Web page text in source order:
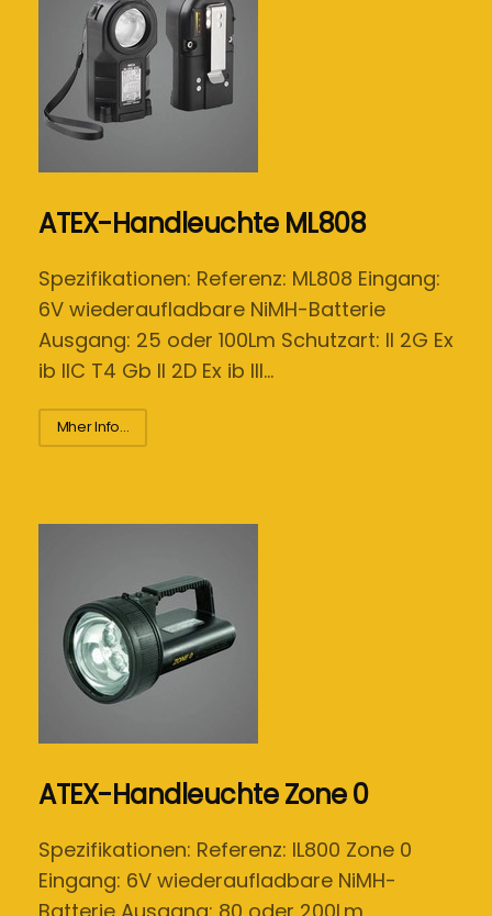
ATEX-Handleuchte ML808
Spezifikationen: Referenz: ML808 Eingang:
6V wiederaufladbare NiMH-Batterie
Ausgang: 25 oder 100Lm Schutzart: II 2G Ex
ib IIC T4 Gb II 2D Ex ib III…
Mher Info...
ATEX-Handleuchte Zone 0
Spezifikationen: Referenz: IL800 Zone 0
Eingang: 6V wiederaufladbare NiMH-